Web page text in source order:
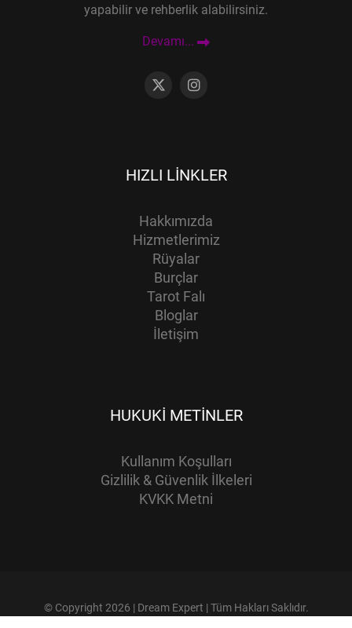
yapabilir ve rehberlik alabilirsiniz.
Devamı...
HIZLI LINKLER
Hakkımızda
Hizmetlerimiz
Rüyalar
Burçlar
Tarot Falı
Bloglar
İletişim
HUKUKI METINLER
Kullanım Koşulları
Gizlilik & Güvenlik İlkeleri
KVKK Metni
© Copyright 2026 | Dream Expert | Tüm Hakları Saklıdır.